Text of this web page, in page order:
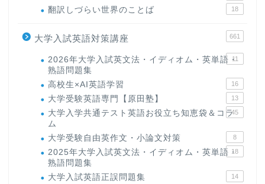
翻訳しづらい世界のことば 18
大学入試英語対策講座 661
2026年大学入試英文法・イディオム・英単語・
熟語問題集
11
高校生×AI英語学習 16
大学受験英語専門【原田塾】 13
大学入学共通テスト英語お役立ち知恵袋＆コラ
ム
45
大学受験自由英作文・小論文対策 8
2025年大学入試英文法・イディオム・英単語・
熟語問題集
18
大学入試英語正誤問題集 14